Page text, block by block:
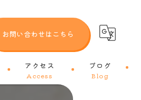
お問い合わせはこちら
アクセス
Access
ブログ
Blog